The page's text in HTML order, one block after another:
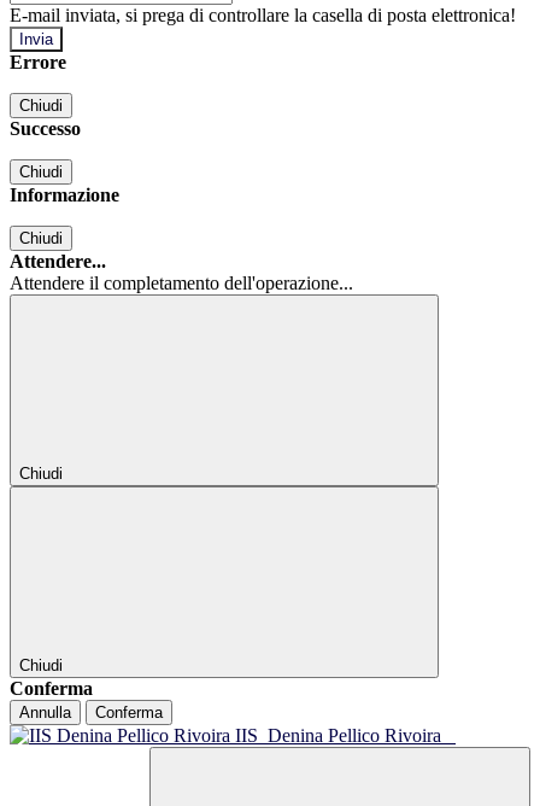
E-mail inviata, si prega di controllare la casella di posta elettronica!
Errore
Chiudi
Successo
Chiudi
Informazione
Chiudi
Attendere...
Attendere il completamento dell'operazione...
Chiudi
Chiudi
Conferma
Annulla Conferma
IIS Denina Pellico Rivoira